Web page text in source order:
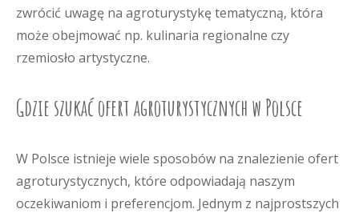
zwrócić uwagę na agroturystykę tematyczną, która
może obejmować np. kulinaria regionalne czy
rzemiosło artystyczne.
Gdzie szukać ofert agroturystycznych w Polsce
W Polsce istnieje wiele sposobów na znalezienie ofert
agroturystycznych, które odpowiadają naszym
oczekiwaniom i preferencjom. Jednym z najprostszych